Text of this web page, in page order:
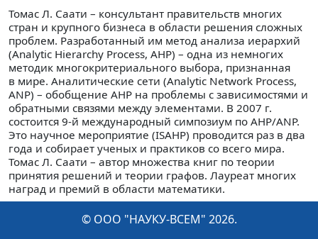
Томас Л. Саати – консультант правительств многих
стран и крупного бизнеса в области решения сложных
проблем. Разработанный им метод анализа иерархий
(Analytic Hierarchy Process, AHP) – одна из немногих
методик многокритериального выбора, признанная
в мире. Аналитические сети (Analytic Network Process,
ANP) – обобщение AHP на проблемы с зависимостями и
обратными связями между элементами. В 2007 г.
состоится 9-й международный симпозиум по AHP/ANP.
Это научное мероприятие (ISAHP) проводится раз в два
года и собирает ученых и практиков со всего мира.
Томас Л. Саати – автор множества книг по теории
принятия решений и теории графов. Лауреат многих
наград и премий в области математики.
© ООО "НАУКУ-ВСЕМ" 2026.